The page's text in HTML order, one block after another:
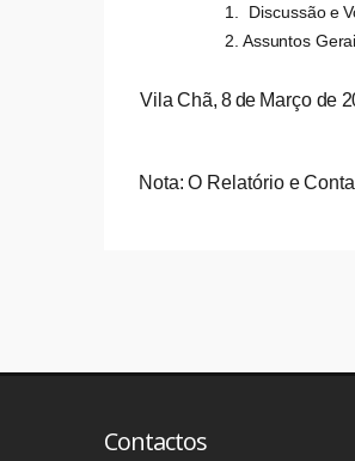
1. Discussão e
2. Assuntos
Vila Chã, 8de Março de
Nota: O Relatório e
Contactos